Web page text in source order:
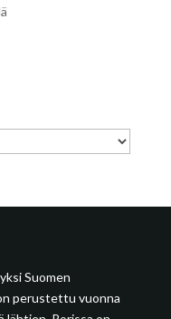
Suomen
perustettu vuonna